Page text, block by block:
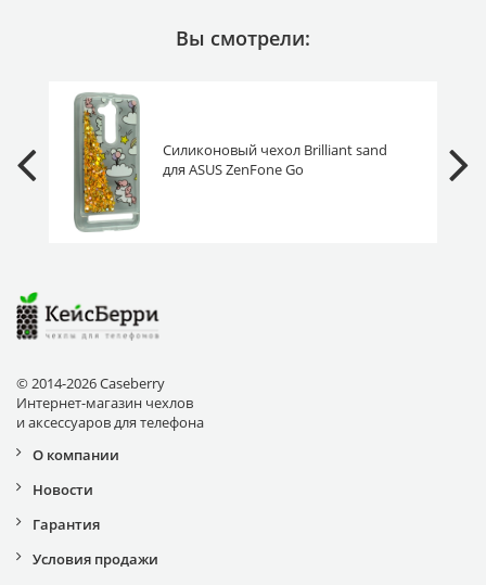
Вы смотрели:
Силиконовый чехол Brilliant sand
для ASUS ZenFone Go
© 2014-2026 Caseberry
Интернет-магазин чехлов
и аксессуаров для телефона
О компании
Новости
Гарантия
Условия продажи